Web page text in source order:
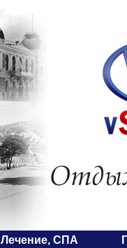
Лечение, СПА